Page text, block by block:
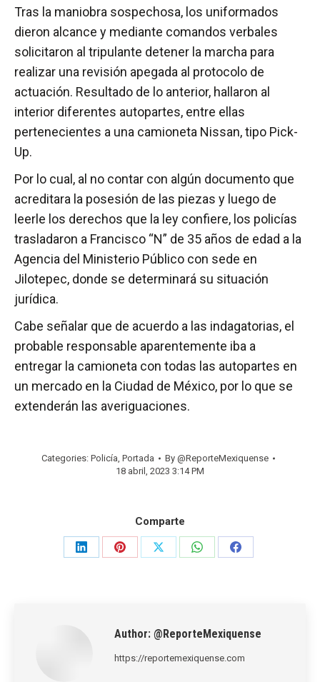
Tras la maniobra sospechosa, los uniformados
dieron alcance y mediante comandos verbales
solicitaron al tripulante detener la marcha para
realizar una revisión apegada al protocolo de
actuación. Resultado de lo anterior, hallaron al
interior diferentes autopartes, entre ellas
pertenecientes a una camioneta Nissan, tipo Pick-
Up.
Por lo cual, al no contar con algún documento que
acreditara la posesión de las piezas y luego de
leerle los derechos que la ley confiere, los policías
trasladaron a Francisco “N” de 35 años de edad a la
Agencia del Ministerio Público con sede en
Jilotepec, donde se determinará su situación
jurídica.
Cabe señalar que de acuerdo a las indagatorias, el
probable responsable aparentemente iba a
entregar la camioneta con todas las autopartes en
un mercado en la Ciudad de México, por lo que se
extenderán las averiguaciones.
Categories: Policía, Portada By @ReporteMexiquense
18 abril, 2023 3:14 PM
Comparte
Share
Share
Share
Share
Share
Author: @ReporteMexiquense
https://reportemexiquense.com